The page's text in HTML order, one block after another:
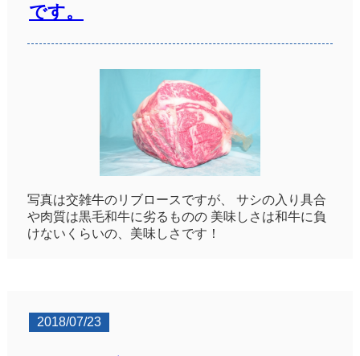
です。
写真は交雑牛のリブロースですが、 サシの入り具合
や肉質は黒毛和牛に劣るものの 美味しさは和牛に負
けないくらいの、美味しさです！
2018/07/23